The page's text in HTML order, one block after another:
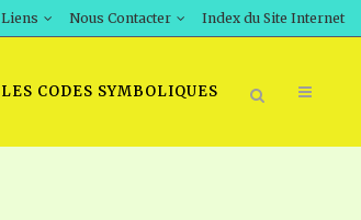
Liens Nous Contacter Index du Site Internet
LES CODES SYMBOLIQUES